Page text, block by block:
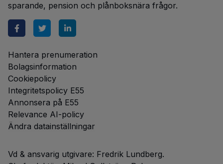
sparande, pension och plånboksnära frågor.
Hantera prenumeration
Bolagsinformation
Cookiepolicy
Integritetspolicy E55
Annonsera på E55
Relevance AI-policy
Ändra datainställningar
Vd & ansvarig utgivare: Fredrik Lundberg.